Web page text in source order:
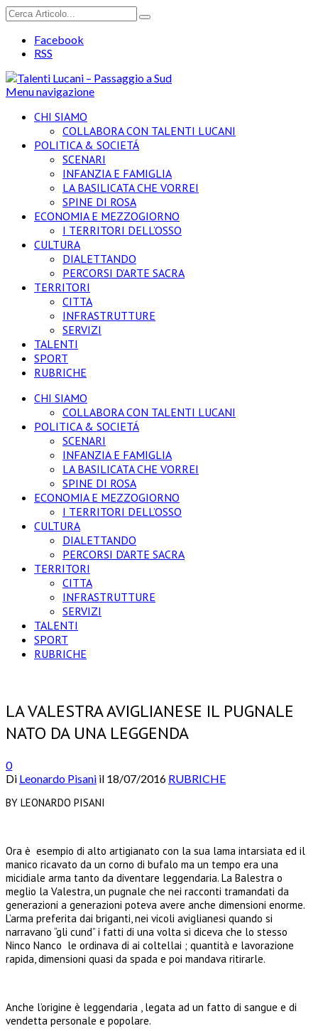
Facebook
RSS
Menu navigazione
CHI SIAMO
COLLABORA CON TALENTI LUCANI
POLITICA & SOCIETÁ
SCENARI
INFANZIA E FAMIGLIA
LA BASILICATA CHE VORREI
SPINE DI ROSA
ECONOMIA E MEZZOGIORNO
I TERRITORI DELL’OSSO
CULTURA
DIALETTANDO
PERCORSI D’ARTE SACRA
TERRITORI
CITTA
INFRASTRUTTURE
SERVIZI
TALENTI
SPORT
RUBRICHE
CHI SIAMO
COLLABORA CON TALENTI LUCANI
POLITICA & SOCIETÁ
SCENARI
INFANZIA E FAMIGLIA
LA BASILICATA CHE VORREI
SPINE DI ROSA
ECONOMIA E MEZZOGIORNO
I TERRITORI DELL’OSSO
CULTURA
DIALETTANDO
PERCORSI D’ARTE SACRA
TERRITORI
CITTA
INFRASTRUTTURE
SERVIZI
TALENTI
SPORT
RUBRICHE
LA VALESTRA AVIGLIANESE IL PUGNALE
NATO DA UNA LEGGENDA
0
Di Leonardo Pisani il 18/07/2016 RUBRICHE
BY LEONARDO PISANI
Ora è esempio di alto artigianato con la sua lama intarsiata ed il
manico ricavato da un corno di bufalo ma un tempo era una
micidiale arma tanto da diventare leggendaria. La Balestra o
meglio la Valestra, un pugnale che nei racconti tramandati da
generazioni a generazioni poteva avere anche dimensioni enorme.
L’arma preferita dai briganti, nei vicoli aviglianesi quando si
narravano “gli cund” i fatti di una volta si diceva che lo stesso
Ninco Nanco le ordinava di ai coltellai ; quantità e lavorazione
rapida, dimensioni quasi da spada e poi mandava ritirarle.
Anche l’origine è leggendaria , legata ad un fatto di sangue e di
vendetta personale e popolare.